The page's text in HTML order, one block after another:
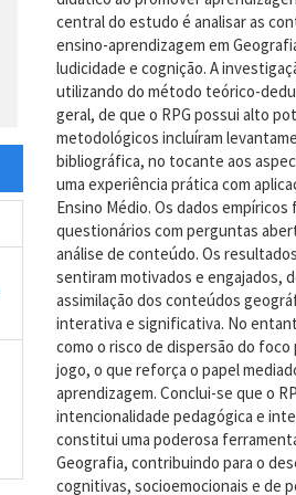
central do estudo é analisar as
ensino-aprendizagem em
ludicidade e cognição. A
utilizando do método teórico-
geral, de que o RPG possui alto
metodológicos incluíram
bibliográfica, no tocante aos
uma experiência prática com
Ensino Médio. Os dados
questionários com perguntas
análise de conteúdo. Os
sentiram motivados e engajados,
assimilação dos conteúdos
interativa e significativa. No
como o risco de dispersão do
jogo, o que reforça o papel
aprendizagem. Conclui-se que o
intencionalidade pedagógica e
constitui uma poderosa
Geografia, contribuindo para o
cognitivas, socioemocionais e de